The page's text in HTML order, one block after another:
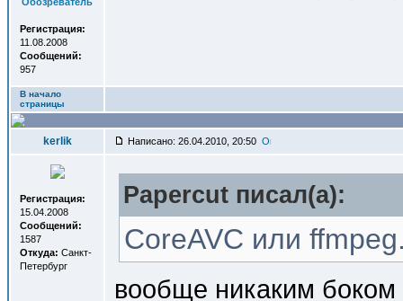
Регистрация:
11.08.2008
Сообщений:
957
В начало
страницы
kerlik Написано: 26.04.2010, 20:50
Регистрация:
15.04.2008
Сообщений:
1587
Откуда: Санкт-
Петербург
Papercut писал(a):
CoreAVC или
вообще никаким боком